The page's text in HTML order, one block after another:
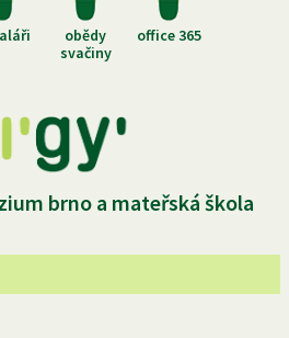
obědy
svačiny
office 365
brno a mateřská škola